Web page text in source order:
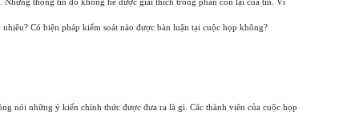
Có biện pháp kiểm soát nào được bàn luận tại cuộc họp không?
nói những ý kiến chính thức được đưa ra là gì. Các thành viên của cuộc họp